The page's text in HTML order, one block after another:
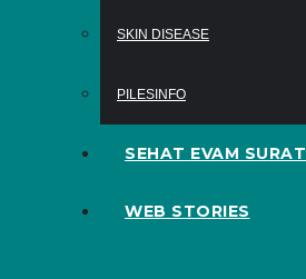
SKIN DISEASE
PILESINFO
SEHAT EVAM SURAT
WEB STORIES